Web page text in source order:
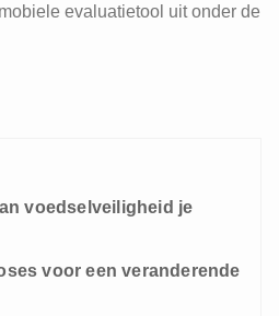
evaluatietool uit onder de
voedselveiligheid je
voor een veranderende